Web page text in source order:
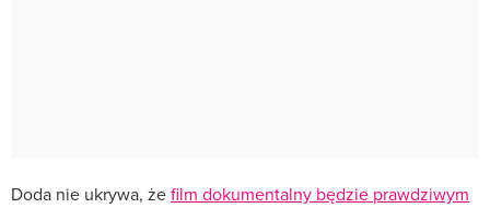
Doda nie ukrywa, żefilm dokumentalny będzie prawdziwym